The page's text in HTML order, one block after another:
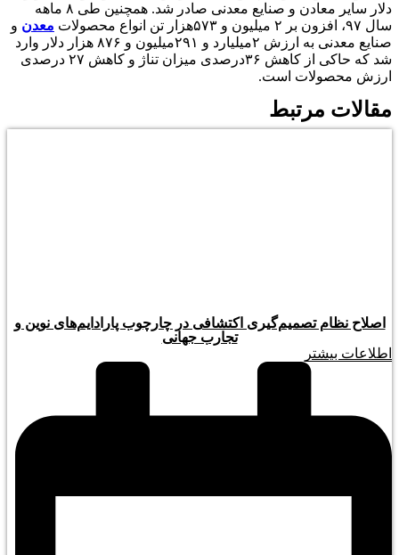
دلار سایر معادن و صنایع معدنی صادر شد. همچنین طی ۸ ماهه
سال ۹۷، افزون بر ۲ میلیون و ۵۷۳هزار تن انواع محصولات
معدن و
صنایع معدنی به ارزش ۲میلیارد و ۲۹۱میلیون و ۸۷۶ هزار دلار وارد
شد که حاکی از کاهش ۳۶درصدی میزان تناژ و کاهش ۲۷ درصدی
ارزش محصولات است.
مقالات مرتبط
اصلاح نظام تصمیم‌گیری اکتشافی در چارچوب پارادایم‌های نوین و
تجارب جهانی
اطلاعات بیشتر